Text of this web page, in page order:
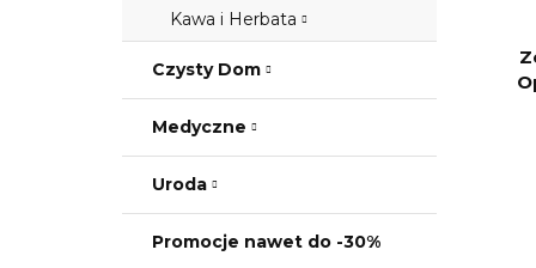
Kawa i Herbata
Czysty Dom
Medyczne
Uroda
Promocje nawet do -30%